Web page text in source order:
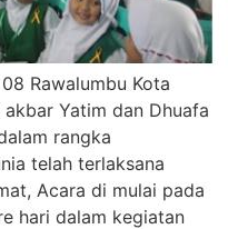
Rawalumbu Kota
Yatim dan Dhuafa
rangka
telah terlaksana
Acara di mulai pada
hari dalam kegiatan